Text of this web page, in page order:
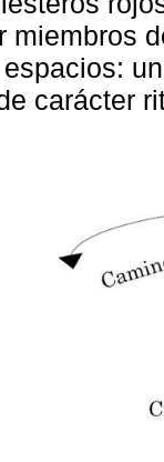
miembros
carácter